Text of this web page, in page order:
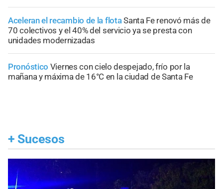
Aceleran el recambio de la flotaSanta Fe renovó más de
70 colectivos y el 40% del servicio ya se presta con
unidades modernizadas
Pronóstico Viernes con cielo despejado, frío por la
mañana y máxima de 16°C en la ciudad de Santa Fe
+ Sucesos